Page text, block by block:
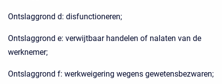
Ontslaggrond d: disfunctioneren;
Ontslaggrond e: verwijtbaar handelen of nalaten van de
werknemer;
Ontslaggrond f: werkweigering wegens gewetensbezwaren;